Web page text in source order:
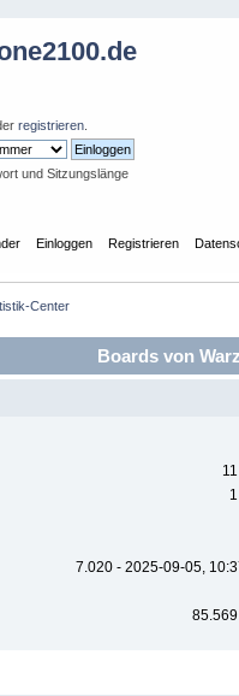
registrieren
und Sitzungslänge
Einloggen Registrieren
Center
Boards von
7.020 - 2025-09-05,